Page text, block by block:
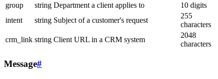
group
string Department a client applies to
10 digits
intent
string Subject of a customer's request
255
characters
crm_link string Client URL in a CRM system
2048
characters
Message#